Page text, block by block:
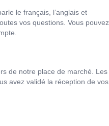
le français, l’anglais et
vos questions. Vous pouvez
de notre place de marché. Les
avez validé la réception de vos